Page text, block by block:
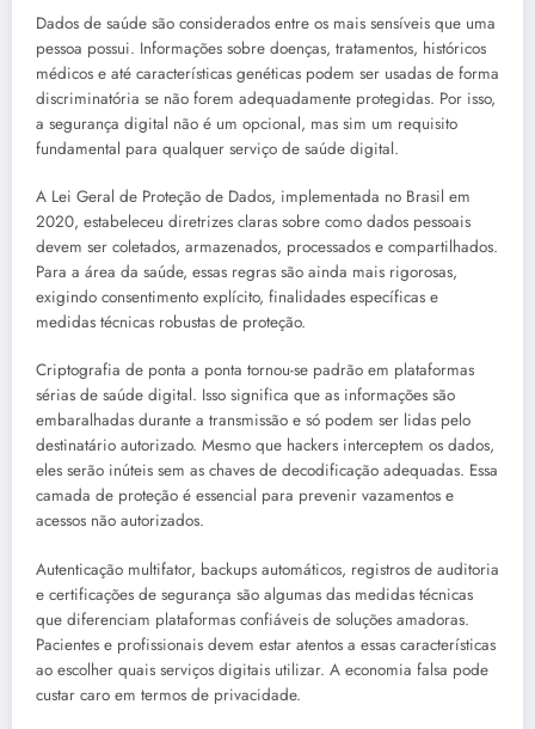
Dados de saúde são considerados entre os mais sensíveis que uma
pessoa possui. Informações sobre doenças, tratamentos, históricos
médicos e até características genéticas podem ser usadas de forma
discriminatória se não forem adequadamente protegidas. Por isso,
a segurança digital não é um opcional, mas sim um requisito
fundamental para qualquer serviço de saúde digital.
A Lei Geral de Proteção de Dados, implementada no Brasil em
2020, estabeleceu diretrizes claras sobre como dados pessoais
devem ser coletados, armazenados, processados e compartilhados.
Para a área da saúde, essas regras são ainda mais rigorosas,
exigindo consentimento explícito, finalidades específicas e
medidas técnicas robustas de proteção.
Criptografia de ponta a ponta tornou-se padrão em plataformas
sérias de saúde digital. Isso significa que as informações são
embaralhadas durante a transmissão e só podem ser lidas pelo
destinatário autorizado. Mesmo que hackers interceptem os dados,
eles serão inúteis sem as chaves de decodificação adequadas. Essa
camada de proteção é essencial para prevenir vazamentos e
acessos não autorizados.
Autenticação multifator, backups automáticos, registros de auditoria
e certificações de segurança são algumas das medidas técnicas
que diferenciam plataformas confiáveis de soluções amadoras.
Pacientes e profissionais devem estar atentos a essas características
ao escolher quais serviços digitais utilizar. A economia falsa pode
custar caro em termos de privacidade.